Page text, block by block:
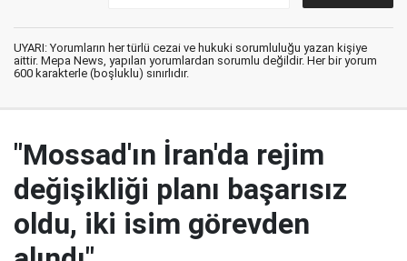
UYARI: Yorumların her türlü cezai ve hukuki sorumluluğu yazan kişiye
aittir. Mepa News, yapılan yorumlardan sorumlu değildir. Her bir yorum
600 karakterle (boşluklu) sınırlıdır.
"Mossad'ın İran'da rejim
değişikliği planı başarısız
oldu, iki isim görevden